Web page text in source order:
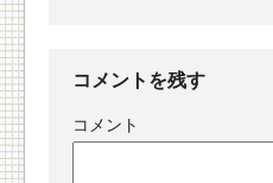
コメントを残す
コメント